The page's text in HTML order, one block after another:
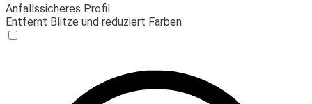
Anfallssicheres Profil
Entfernt Blitze und reduziert Farben